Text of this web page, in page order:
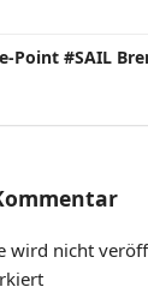
Point #SAIL
wird nicht